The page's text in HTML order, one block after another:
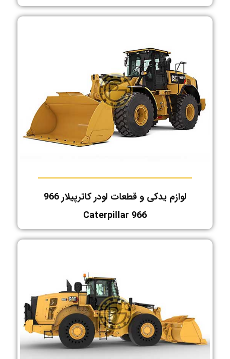
لوازم یدکی و قطعات لودر کاترپیلار 966
Caterpillar 966